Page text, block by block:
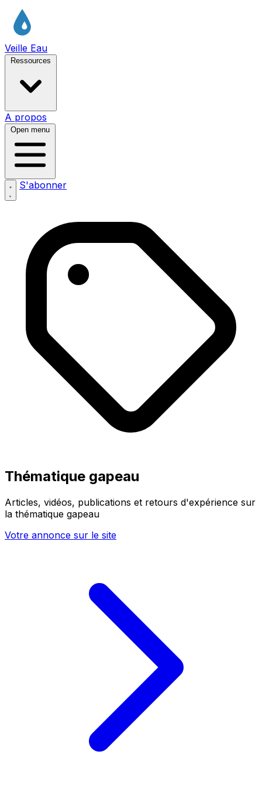
Veille Eau
Ressources
A propos
Open menu
S'abonner
Thématique gapeau
Articles, vidéos, publications et retours d'expérience sur
la thématique gapeau
Votre annonce sur le site